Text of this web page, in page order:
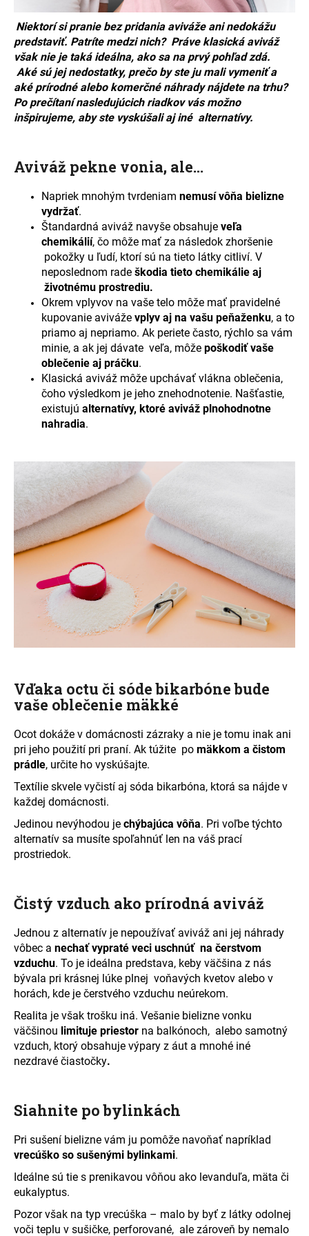
Niektorí si pranie bez pridania aviváže ani nedokážu
predstaviť. Patríte medzi nich? Práve klasická aviváž
však nie je taká ideálna, ako sa na prvý pohľad zdá.
Aké sú jej nedostatky, prečo by ste ju mali vymeniť a
aké prírodné alebo komerčné náhrady nájdete na trhu?
Po prečítaní nasledujúcich riadkov vás možno
inšpirujeme, aby ste vyskúšali aj iné alternatívy.
Aviváž pekne vonia, ale...
Napriek mnohým tvrdeniam nemusí vôňa bielizne
vydržať.
Štandardná aviváž navyše obsahuje veľa
chemikálií, čo môže mať za následok zhoršenie
pokožky u ľudí, ktorí sú na tieto látky citliví. V
neposlednom rade škodia tieto chemikálie aj
životnému prostrediu.
Okrem vplyvov na vaše telo môže mať pravidelné
kupovanie aviváže vplyv aj na vašu peňaženku, a to
priamo aj nepriamo. Ak periete často, rýchlo sa vám
minie, a ak jej dávate veľa, môže poškodiť vaše
oblečenie aj práčku.
Klasická aviváž môže upchávať vlákna oblečenia,
čoho výsledkom je jeho znehodnotenie. Našťastie,
existujú alternatívy, ktoré aviváž plnohodnotne
nahradia.
Vďaka octu či sóde bikarbóne bude
vaše oblečenie mäkké
Ocot dokáže v domácnosti zázraky a nie je tomu inak ani
pri jeho použití pri praní. Ak túžite po mäkkom a čistom
prádle, určite ho vyskúšajte.
Textílie skvele vyčistí aj sóda bikarbóna, ktorá sa nájde v
každej domácnosti.
Jedinou nevýhodou je chýbajúca vôňa. Pri voľbe týchto
alternatív sa musíte spoľahnúť len na váš prací
prostriedok.
Čistý vzduch ako prírodná aviváž
Jednou z alternatív je nepoužívať aviváž ani jej náhrady
vôbec a nechať vypraté veci uschnúť na čerstvom
vzduchu. To je ideálna predstava, keby väčšina z nás
bývala pri krásnej lúke plnej voňavých kvetov alebo v
horách, kde je čerstvého vzduchu neúrekom.
Realita je však trošku iná. Vešanie bielizne vonku
väčšinou limituje priestor na balkónoch, alebo samotný
vzduch, ktorý obsahuje výpary z áut a mnohé iné
nezdravé čiastočky.
Siahnite po bylinkách
Pri sušení bielizne vám ju pomôže navoňať napríklad
vrecúško so sušenými bylinkami.
Ideálne sú tie s prenikavou vôňou ako levanduľa, mäta či
eukalyptus.
Pozor však na typ vrecúška – malo by byť z látky odolnej
voči teplu v sušičke, perforované, ale zároveň by nemalo
á
j
s
ť
?